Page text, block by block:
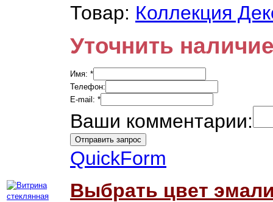
Товар: Коллекция
Уточнить
Имя: *
Телефон:
E-mail: *
Ваши комментарии:
QuickForm
Выбрать цвет